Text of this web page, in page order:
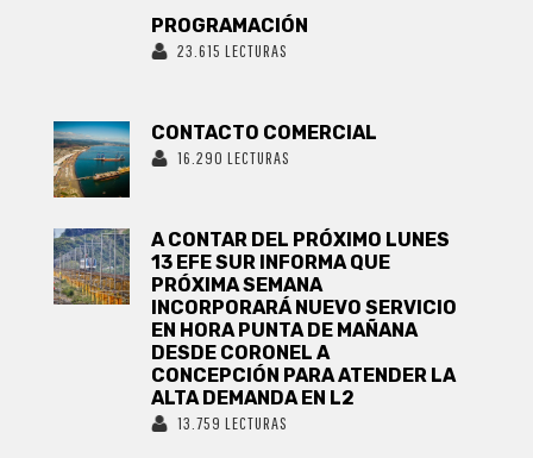
PROGRAMACIÓN
23.615 LECTURAS
CONTACTO COMERCIAL
16.290 LECTURAS
A CONTAR DEL PRÓXIMO LUNES
13 EFE SUR INFORMA QUE
PRÓXIMA SEMANA
INCORPORARÁ NUEVO SERVICIO
EN HORA PUNTA DE MAÑANA
DESDE CORONEL A
CONCEPCIÓN PARA ATENDER LA
ALTA DEMANDA EN L2
13.759 LECTURAS